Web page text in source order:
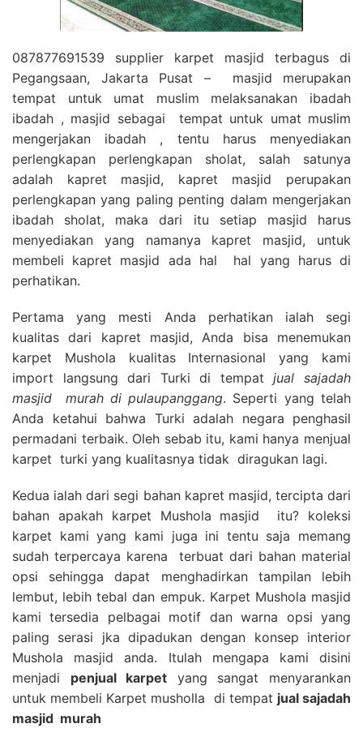
087877691539 supplier karpet masjid terbagus di
Pegangsaan, Jakarta Pusat – masjid merupakan
tempat untuk umat muslim melaksanakan ibadah
ibadah , masjid sebagai tempat untuk umat muslim
mengerjakan ibadah , tentu harus menyediakan
perlengkapan perlengkapan sholat, salah satunya
adalah kapret masjid, kapret masjid perupakan
perlengkapan yang paling penting dalam mengerjakan
ibadah sholat, maka dari itu setiap masjid harus
menyediakan yang namanya kapret masjid, untuk
membeli kapret masjid ada hal hal yang harus di
perhatikan.
Pertama yang mesti Anda perhatikan ialah segi
kualitas dari kapret masjid, Anda bisa menemukan
karpet Mushola kualitas Internasional yang kami
import langsung dari Turki di tempatjual sajadah
masjid
murah di pulaupanggang. Seperti yang telah
Anda ketahui bahwa Turki adalah negara penghasil
permadani terbaik. Oleh sebab itu, kami hanya menjual
karpet turki yang kualitasnya tidak diragukan lagi.
Kedua ialah dari segi bahan kapret masjid, tercipta dari
bahan apakah karpet Mushola masjid itu? koleksi
karpet kami yang kami juga ini tentu saja memang
sudah terpercaya karena terbuat dari bahan material
opsi sehingga dapat menghadirkan tampilan lebih
lembut, lebih tebal dan empuk. Karpet Mushola masjid
kami tersedia pelbagai motif dan warna opsi yang
paling serasi jka dipadukan dengan konsep interior
Mushola masjid anda. Itulah mengapa kami disini
menjadi penjual karpet yang sangat menyarankan
untuk membeli Karpet musholla di tempat jual sajadah
masjid murah